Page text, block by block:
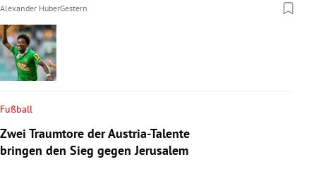
Alexander HuberGestern
Fußball
Zwei Traumtore der Austria-Talente
bringen den Sieg gegen Jerusalem